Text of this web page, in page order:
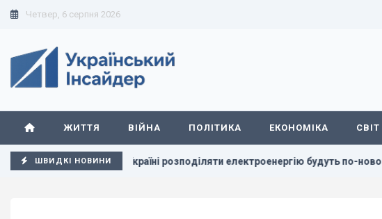
Четвер, 6 серпня 2026
ЖИТТЯ ВІЙНА ПОЛІТИКА ЕКОНОМІКА СВІТ
ШВИДКІ НОВИНИ
В Україні розподіляти електроенергію будуть по-новому: Шмигаль